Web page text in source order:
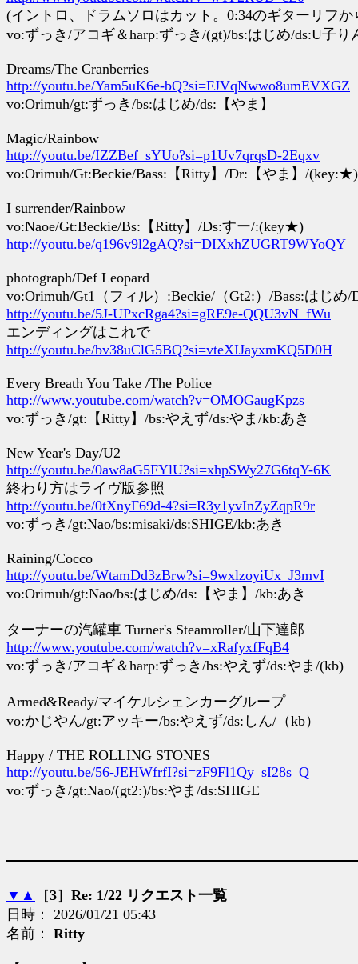
(イントロ、ドラムソロはカット。0:34のギターリフか
vo:ずっき/アコギ＆harp:ずっき/(gt)/bs:はじめ/ds:U子り
Dreams/The Cranberries
http://youtu.be/Yam5uK6e-bQ?si=FJVqNwwo8umEVXGZ
vo:Orimuh/gt:ずっき/bs:はじめ/ds:【やま】
Magic/Rainbow
http://youtu.be/IZZBef_sYUo?si=p1Uv7qrqsD-2Eqxv
vo:Orimuh/Gt:Beckie/Bass:【Ritty】/Dr:【やま】/(key:★)
I surrender/Rainbow
vo:Naoe/Gt:Beckie/Bs:【Ritty】/Ds:すー/:(key★)
http://youtu.be/q196v9l2gAQ?si=DIXxhZUGRT9WYoQY
photograph/Def Leopard
vo:Orimuh/Gt1（フィル）:Beckie/（Gt2:）/Bass:はじめ/
http://youtu.be/5J-UPxcRga4?si=gRE9e-QQU3vN_fWu
エンディングはこれで
http://youtu.be/bv38uClG5BQ?si=vteXIJayxmKQ5D0H
Every Breath You Take /The Police
http://www.youtube.com/watch?v=OMOGaugKpzs
vo:ずっき/gt:【Ritty】/bs:やえず/ds:やま/kb:あき
New Year's Day/U2
http://youtu.be/0aw8aG5FYlU?si=xhpSWy27G6tqY-6K
終わり方はライヴ版参照
http://youtu.be/0tXnyF69d-4?si=R3y1yvInZyZqpR9r
vo:ずっき/gt:Nao/bs:misaki/ds:SHIGE/kb:あき
Raining/Cocco
http://youtu.be/WtamDd3zBrw?si=9wxlzoyiUx_J3mvI
vo:Orimuh/gt:Nao/bs:はじめ/ds:【やま】/kb:あき
ターナーの汽罐車 Turner's Steamroller/山下達郎
http://www.youtube.com/watch?v=xRafyxfFqB4
vo:ずっき/アコギ＆harp:ずっき/bs:やえず/ds:やま/(kb)
Armed&Ready/マイケルシェンカーグループ
vo:かじやん/gt:アッキー/bs:やえず/ds:しん/（kb）
Happy / THE ROLLING STONES
http://youtu.be/56-JEHWfrfI?si=zF9Fl1Qy_sI28s_Q
vo:ずっき/gt:Nao/(gt2:)/bs:やま/ds:SHIGE
▼ ▲
［3］Re: 1/22 リクエスト一覧
日時： 2026/01/21 05:43
名前： Ritty